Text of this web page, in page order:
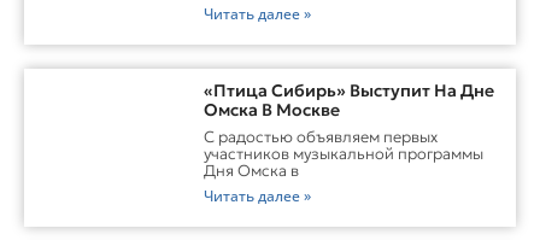
Читать далее »
«Птица Сибирь» Выступит На Дне
Омска В Москве
С радостью объявляем первых
участников музыкальной программы
Дня Омска в
Читать далее »